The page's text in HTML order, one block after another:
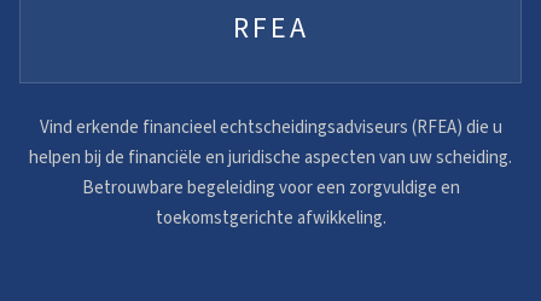
RFEA
Vind erkende financieel echtscheidingsadviseurs (RFEA) die u
helpen bij de financiële en juridische aspecten van uw scheiding.
Betrouwbare begeleiding voor een zorgvuldige en
toekomstgerichte afwikkeling.